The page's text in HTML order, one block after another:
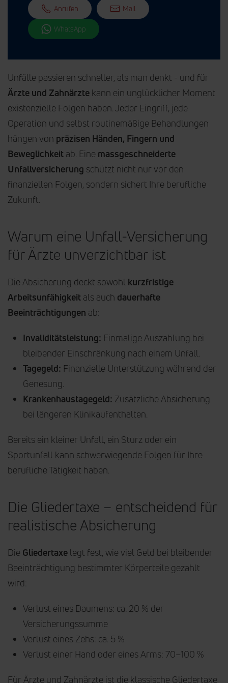
Anrufen Mail
WhatsApp
Unfälle passieren schneller, als man denkt - und für
Ärzte und Zahnärzte kann ein unglücklicher Moment
existenzielle Folgen haben. Jeder Eingriff, jede
Operation und selbst routinemäßige Behandlungen
hängen von präzisen Händen, Fingern und
Beweglichkeit ab. Eine massgeschneiderte
Unfallversicherung schützt nicht nur vor den
finanziellen Folgen, sondern sichert Ihre berufliche
Zukunft.
Warum eine Unfall-Versicherung
für Ärzte unverzichtbar ist
Die Absicherung deckt sowohl kurzfristige
Arbeitsunfähigkeit als auch dauerhafte
Beeinträchtigungen ab:
Invaliditätsleistung: Einmalige Auszahlung bei
bleibender Einschränkung nach einem Unfall.
Tagegeld: Finanzielle Unterstützung während der
Genesung.
Krankenhaustagegeld: Zusätzliche Absicherung
bei längeren Klinikaufenthalten.
Bereits ein kleiner Unfall, ein Sturz oder ein
Sportunfall kann schwerwiegende Folgen für Ihre
berufliche Tätigkeit haben.
Die Gliedertaxe – entscheidend für
realistische Absicherung
Die Gliedertaxe legt fest, wie viel Geld bei bleibender
Beeinträchtigung bestimmter Körperteile gezahlt
wird:
Verlust eines Daumens: ca. 20 % der
Versicherungssumme
Verlust eines Zehs: ca. 5 %
Verlust einer Hand oder eines Arms: 70–100 %
Für Ärzte und Zahnärzte ist die klassische Gliedertaxe